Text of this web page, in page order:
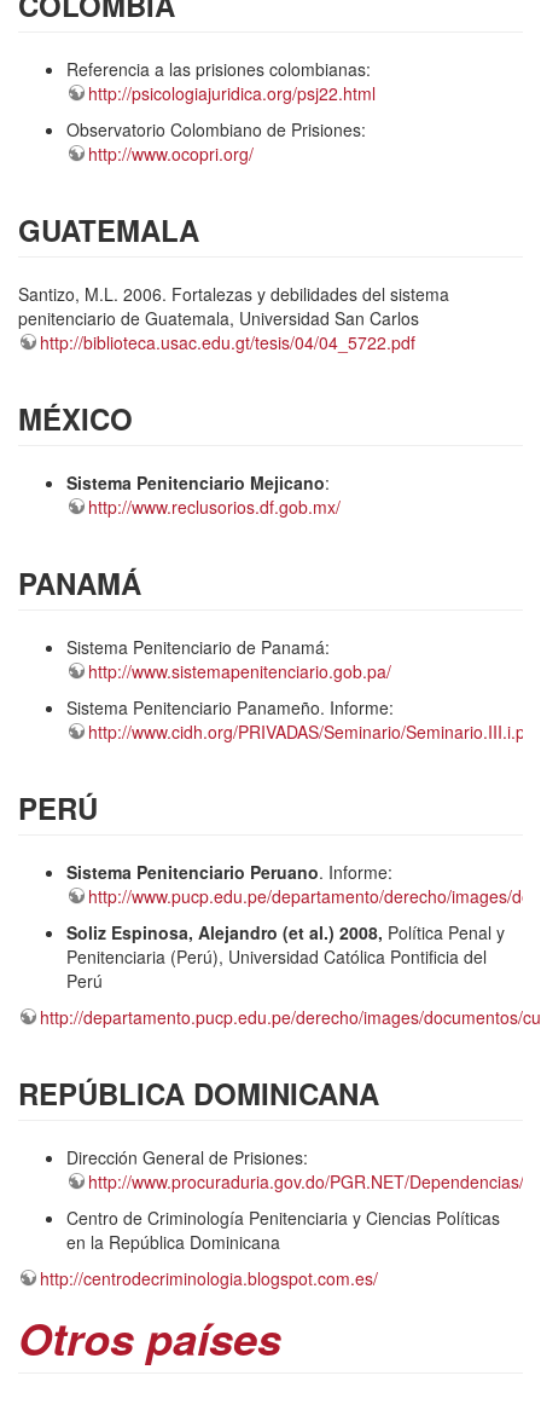
Referencia a las prisiones colombianas:
http://psicologiajuridica.org/psj22.html
Observatorio Colombiano de Prisiones:
http://www.ocopri.org/
GUATEMALA
Santizo, M.L. 2006. Fortalezas y debilidades del sistema
penitenciario de Guatemala, Universidad San Carlos
http://biblioteca.usac.edu.gt/tesis/04/04_5722.pdf
MÉXICO
Sistema Penitenciario Mejicano:
http://www.reclusorios.df.gob.mx/
PANAMÁ
Sistema Penitenciario de Panamá:
http://www.sistemapenitenciario.gob.pa/
Sistema Penitenciario Panameño. Informe:
http://www.cidh.org/PRIVADAS/Seminario/Seminario.III.i.pdf
PERÚ
Sistema Penitenciario Peruano. Informe:
http://www.pucp.edu.pe/departamento/derecho/images/
Soliz Espinosa, Alejandro (et al.) 2008, Política Penal y
Penitenciaria (Perú), Universidad Católica Pontificia del
Perú
http://departamento.pucp.edu.pe/derecho/images/documentos/
REPÚBLICA DOMINICANA
Dirección General de Prisiones:
http://www.procuraduria.gov.do/PGR.NET/Dependencias/
Centro de Criminología Penitenciaria y Ciencias Políticas
en la República Dominicana
http://centrodecriminologia.blogspot.com.es/
Otros países